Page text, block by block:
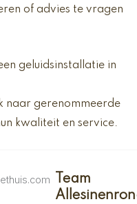
of advies te vragen
geluidsinstallatie in
naar gerenommeerde
kwaliteit en service.
Team